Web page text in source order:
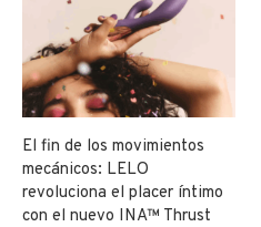
El fin de los movimientos
mecánicos: LELO
revoluciona el placer íntimo
con el nuevo INA™ Thrust